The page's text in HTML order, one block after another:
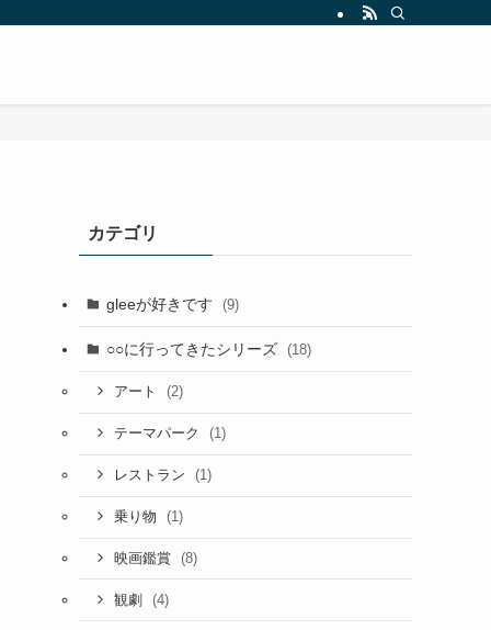
カテゴリ
gleeが好きです (9)
○○に行ってきたシリーズ (18)
アート (2)
テーマパーク (1)
レストラン (1)
乗り物 (1)
映画鑑賞 (8)
観劇 (4)